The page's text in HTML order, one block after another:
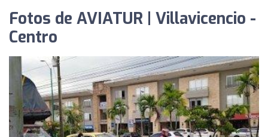
Fotos de AVIATUR | Villavicencio -
Centro